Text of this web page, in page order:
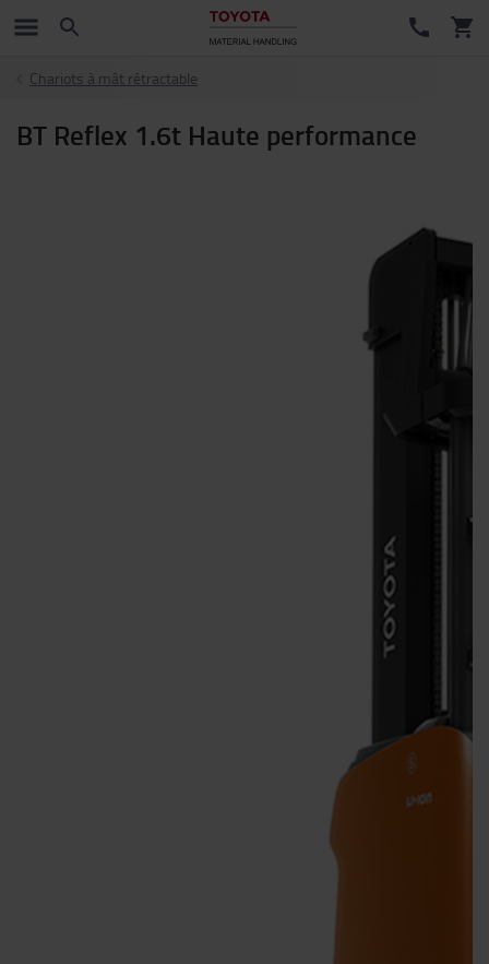
Chariots à mât rétractable
BT Reflex 1.6t Haute performance